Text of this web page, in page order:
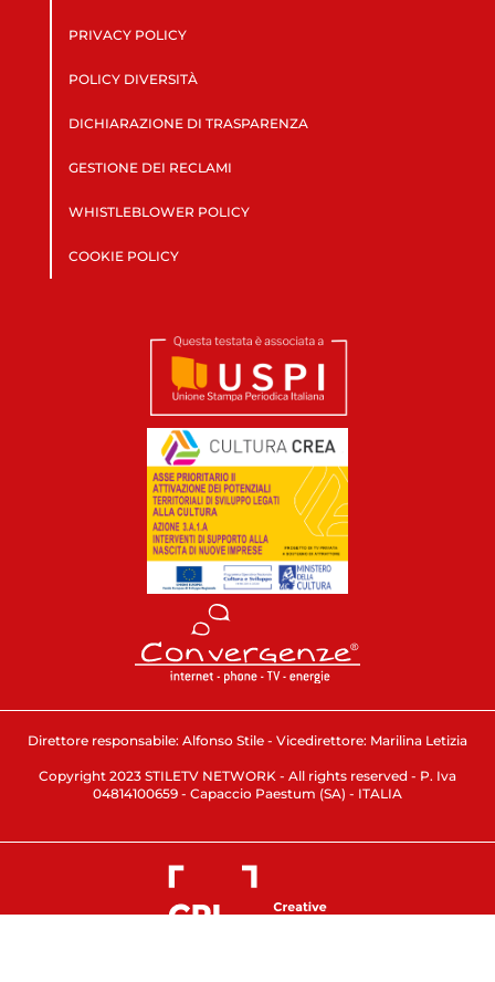
PRIVACY POLICY
POLICY DIVERSITÀ
DICHIARAZIONE DI TRASPARENZA
GESTIONE DEI RECLAMI
WHISTLEBLOWER POLICY
COOKIE POLICY
Direttore responsabile: Alfonso Stile - Vicedirettore: Marilina Letizia
Copyright 2023 STILETV NETWORK - All rights reserved - P. Iva
04814100659 - Capaccio Paestum (SA) - ITALIA